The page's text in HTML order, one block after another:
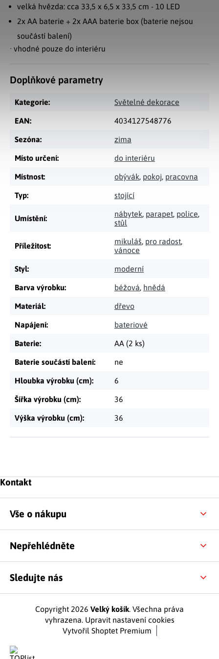
velká hvězda: cca 33,5 x 6,5 x 33,5 cm - 10 LED
2x AA baterie + 2x AAA baterie box (baterie nejsou
součástí balení)
· vhodné pouze do interiéru
Doplňkové parametry
Kategorie: Světelné dekorace
EAN: 4034127548776
Sezóna: zima
Místo určení: do interiéru
Místnost: obývák, pokoj, pracovna
Typ: stojící
Umístění: nábytek, parapet, police,
stůl
Příležitost: mikuláš, pro radost,
vánoce
Styl: moderní
Barva výrobku: béžová, hnědá
Materiál: dřevo
Napájení: bateriové
Baterie: AA (2 ks)
Baterie součástí balení: ne
Hloubka výrobku (cm): 6
Šířka výrobku (cm): 36
Výška výrobku (cm): 36
Zápatí
Kontakt
Vše o nákupu
Nepřehlédněte
Sledujte nás
Vytvořil Shoptet Premium
Copyright 2026 Velký košík. Všechna práva
vyhrazena. Upravit nastavení cookies